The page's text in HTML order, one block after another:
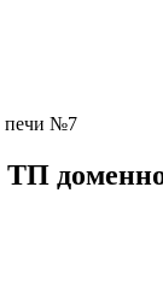
печи №7
ТП